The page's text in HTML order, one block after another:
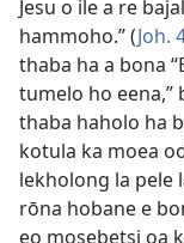
Jesu o ile a re
hammoho.” (Joh.
thaba ha a bona
tumelo ho eena,”
thaba haholo ha
kotula ka moea
lekholong la pele
rōna hobane e
eo mosebetsi oa